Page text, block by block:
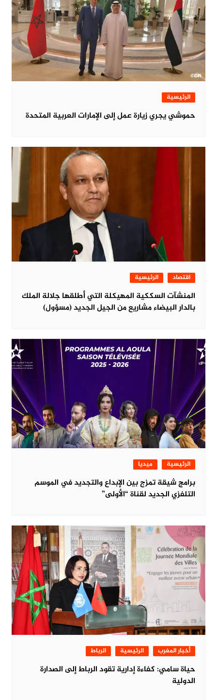
الرئيسية
حموشي يجري زيارة عمل إلى الإمارات العربية المتحدة
اقتصاد الرئيسية
المنشآت السككية المهيكلة التي أطلقها جلالة الملك
بالدار البيضاء مشاريع من الجيل الجديد (مسؤول)
الرئيسية ميديا
برامج شيقة تمزج بين الإبداع والتجديد في الموسم
التلفزي الجديد لقناة “الأولى”
أخبار المغرب الرئيسية الرباط
حياة سامي: كفاءة إدارية تقود الرباط إلى الصدارة
الدولية